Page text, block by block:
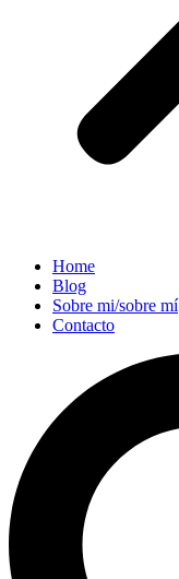
Home
Blog
Sobre mi/sobre mí
Contacto